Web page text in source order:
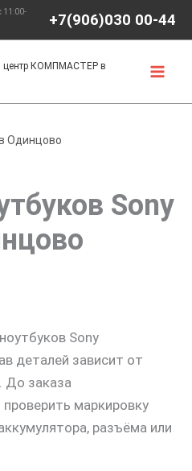
11:00- +7(906)030 00-44
центр КОМПМАСТЕР в
Одинцово
Sony
Sony
деталей зависит от
До заказа
маркировку
разъёма или